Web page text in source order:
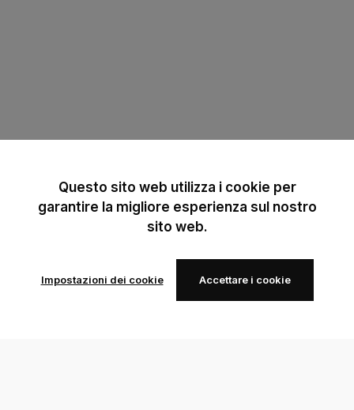
Questo sito web utilizza i cookie per
garantire la migliore esperienza sul nostro
sito web.
Impostazioni dei cookie Accettare i cookie